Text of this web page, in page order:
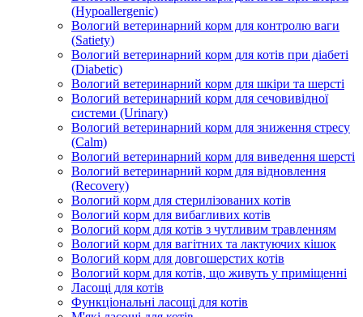
(Hypoallergenic)
Вологий ветеринарний корм для контролю ваги
(Satiety)
Вологий ветеринарний корм для котів при діабеті
(Diabetic)
Вологий ветеринарний корм для шкіри та шерсті
Вологий ветеринарний корм для сечовивідної
системи (Urinary)
Вологий ветеринарний корм для зниження стресу
(Calm)
Вологий ветеринарний корм для виведення шерсті
Вологий ветеринарний корм для відновлення
(Recovery)
Вологий корм для стерилізованих котів
Вологий корм для вибагливих котів
Вологий корм для котів з чутливим травленням
Вологий корм для вагітних та лактуючих кішок
Вологий корм для довгошерстих котів
Вологий корм для котів, що живуть у приміщенні
Ласощі для котів
Функціональні ласощі для котів